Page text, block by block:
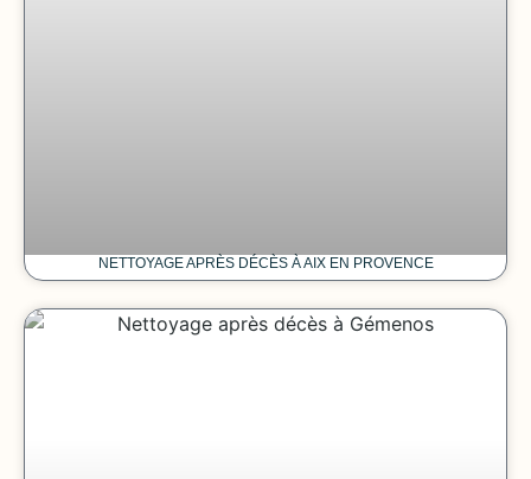
NETTOYAGE APRÈS DÉCÈS À AIX EN PROVENCE